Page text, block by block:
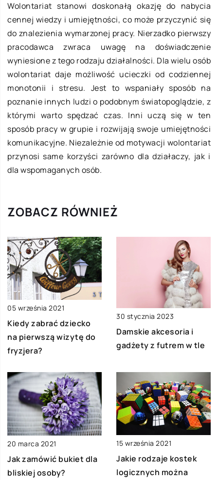
Wolontariat stanowi doskonałą okazję do nabycia
cennej wiedzy i umiejętności, co może przyczynić się
do znalezienia wymarzonej pracy. Nierzadko pierwszy
pracodawca zwraca uwagę na doświadczenie
wyniesione z tego rodzaju działalności. Dla wielu osób
wolontariat daje możliwość ucieczki od codziennej
monotonii i stresu. Jest to wspaniały sposób na
poznanie innych ludzi o podobnym światopoglądzie, z
którymi warto spędzać czas. Inni uczą się w ten
sposób pracy w grupie i rozwijają swoje umiejętności
komunikacyjne. Niezależnie od motywacji wolontariat
przynosi same korzyści zarówno dla działaczy, jak i
dla wspomaganych osób.
ZOBACZ RÓWNIEŻ
05 września 2021
Kiedy zabrać dziecko
na pierwszą wizytę do
fryzjera?
30 stycznia 2023
Damskie akcesoria i
gadżety z futrem w tle
20 marca 2021
Jak zamówić bukiet dla
bliskiej osoby?
15 września 2021
Jakie rodzaje kostek
logicznych można